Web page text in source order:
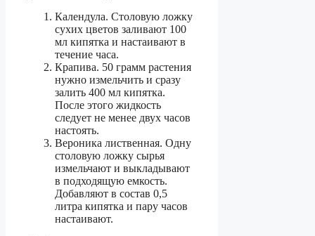
Календула. Столовую ложку
сухих цветов заливают 100
мл кипятка и настаивают в
течение часа.
Крапива. 50 грамм растения
нужно измельчить и сразу
залить 400 мл кипятка.
После этого жидкость
следует не менее двух часов
настоять.
Вероника лиственная. Одну
столовую ложку сырья
измельчают и выкладывают
в подходящую емкость.
Добавляют в состав 0,5
литра кипятка и пару часов
настаивают.